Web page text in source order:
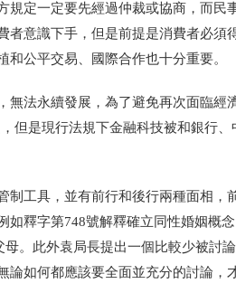
規定一定要先經過仲裁或協商，而民
者意識下手，但是前提是消費者必須
公平交易、國際合作也十分重要。
無法永續發展，為了避免再次面臨經
但是現行法規下金融科技被和銀行
工具，並有前行和後行兩種面相，
釋字第748號解釋確立同性婚姻概
。此外袁局長提出一個比較少被討
如何都應該要全面並充分的討論，